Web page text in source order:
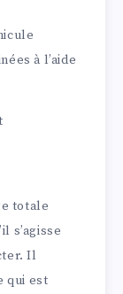
à l’aide
totale
s’agisse
Il
qui est